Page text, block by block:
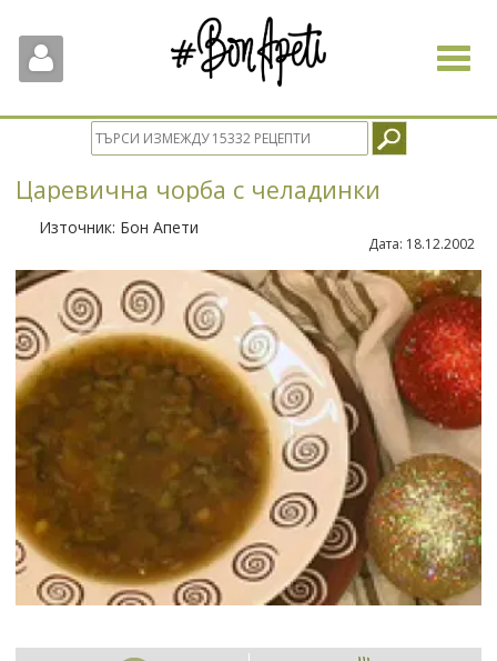
Toggle
Царевична чорба с челадинки
Източник: Бон Апети
Дата: 18.12.2002